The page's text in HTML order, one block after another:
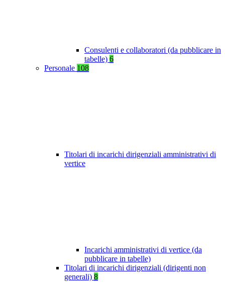
Consulenti e collaboratori (da pubblicare in
tabelle) 6
Personale 108
Titolari di incarichi dirigenziali amministrativi di
vertice
Incarichi amministrativi di vertice (da
pubblicare in tabelle)
Titolari di incarichi dirigenziali (dirigenti non
generali) 8